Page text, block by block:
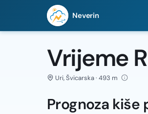
Neverin
Vrijeme
Uri, Švicarska · 493 m
Prognoza